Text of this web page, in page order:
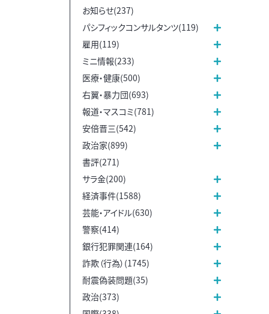
お知らせ(237)
パシフィックコンサルタンツ(119)
雇用(119)
ミニ情報(233)
医療・健康(500)
右翼・暴力団(693)
報道・マスコミ(781)
安倍晋三(542)
政治家(899)
書評(271)
サラ金(200)
経済事件(1588)
芸能・アイドル(630)
警察(414)
銀行犯罪関連(164)
詐欺（行為）(1745)
耐震偽装問題(35)
政治(373)